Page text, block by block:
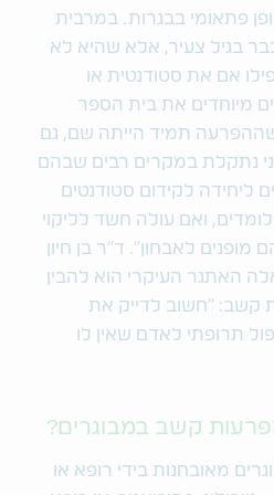
פתאומי בבגרות. במרבית
בגיל צעיר, אלא שהיא לא
אם את סטודנטית או
מיוחדים את בית הספר
שההפרעה תמיד הייתה שם, גם
נתקלת במקרים רבים שבהם
ליחידה לקידום סטודנטים
ואם עולה חשד לליקוי
לאבחון״. ד״ר בן חיון
האתגר העיקרי הוא להבין
קשב: ״חשוב לדייק את
תרופתי לאדם שאין לו
קשב במבוגרים?
מאובחנות בידי רופא או